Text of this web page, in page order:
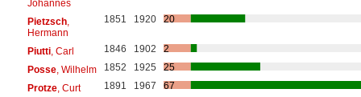
Johannes
Pietzsch,
Hermann
1851 1920 20
Piutti, Carl 1846 1902
2
Posse, Wilhelm 1852 1925
25
Protze, Curt 1891 1967
67